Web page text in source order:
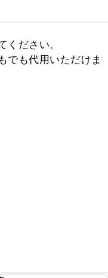
ください。
でも代用いただけま